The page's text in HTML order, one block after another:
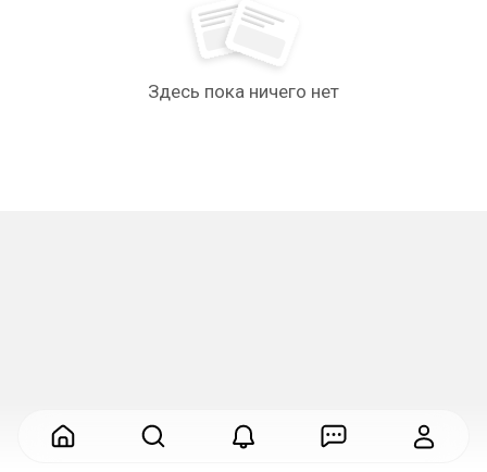
Здесь пока ничего нет